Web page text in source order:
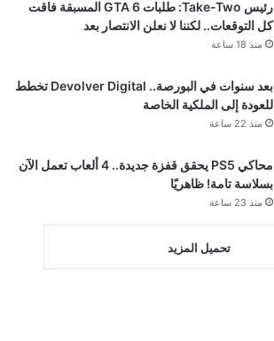
رئيس Take-Two: طلبات GTA 6 المسبقة فاقت
كل التوقعات.. لكننا لا نعلن الانتصار بعد
منذ 18 ساعة
بعد سنوات في البورصة.. Devolver Digital تخطط
للعودة إلى الملكية الخاصة
منذ 22 ساعة
محاكي PS5 يحقق قفزة جديدة.. 4 ألعاب تعمل الآن
بسلاسة تامة! ظاهريًا
منذ 23 ساعة
تحميل المزيد